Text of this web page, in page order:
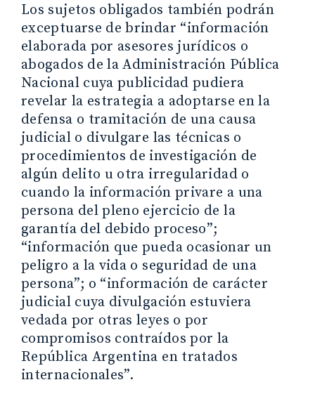
Los sujetos obligados también podrán
exceptuarse de brindar “información
elaborada por asesores jurídicos o
abogados de la Administración Pública
Nacional cuya publicidad pudiera
revelar la estrategia a adoptarse en la
defensa o tramitación de una causa
judicial o divulgare las técnicas o
procedimientos de investigación de
algún delito u otra irregularidad o
cuando la información privare a una
persona del pleno ejercicio de la
garantía del debido proceso”;
“información que pueda ocasionar un
peligro a la vida o seguridad de una
persona”; o “información de carácter
judicial cuya divulgación estuviera
vedada por otras leyes o por
compromisos contraídos por la
República Argentina en tratados
internacionales”.